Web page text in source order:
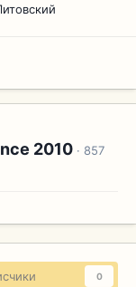
2010 · 857
0